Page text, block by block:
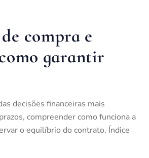
compra e
garantir
decisões financeiras mais
compreender como funciona a
o equilíbrio do contrato. Índice